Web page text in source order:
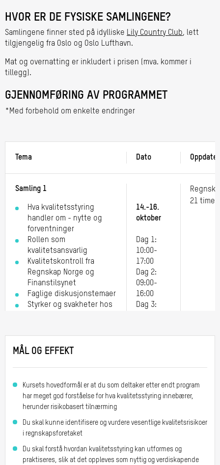
HVOR ER DE FYSISKE SAMLINGENE?
Samlingene finner sted på idylliske Lily Country Club, lett
tilgjengelig fra Oslo og Oslo Lufthavn.
Mat og overnatting er inkludert i prisen (mva. kommer i
tillegg).
GJENNOMFØRING AV PROGRAMMET
*Med forbehold om enkelte endringer
Tema Dato
Samling 1
Hva kvalitetsstyring
handler om - nytte og
forventninger
Rollen som
kvalitetsansvarlig
Kvalitetskontroll fra
Regnskap Norge og
Finanstilsynet
Faglige diskusjonstemaer
Styrker og svakheter hos
risikoer og tiltak
14.-16.
oktober
Dag 1:
10:00-
17:00
Dag 2:
09:00-
16:00
Dag 3:
21 timer
Bokføringsoppdrag - mål,
risikoer og tiltak
mål, risikoer og tiltak
Betalingsoppdrag - mål,
risikoer og tiltak
Faktureringsoppdrag -
12.
november
samlinger)
14 timer
MÅL OG EFFEKT
Kursets hovedformål er at du som deltaker etter endt program
har meget god forståelse for hva kvalitetsstyring innebærer,
herunder risikobasert tilnærming
Du skal kunne identifisere og vurdere vesentlige kvalitetsrisikoer
i regnskapsforetaket
Du skal forstå hvordan kvalitetsstyring kan utformes og
praktiseres, slik at det oppleves som nyttig og verdiskapende